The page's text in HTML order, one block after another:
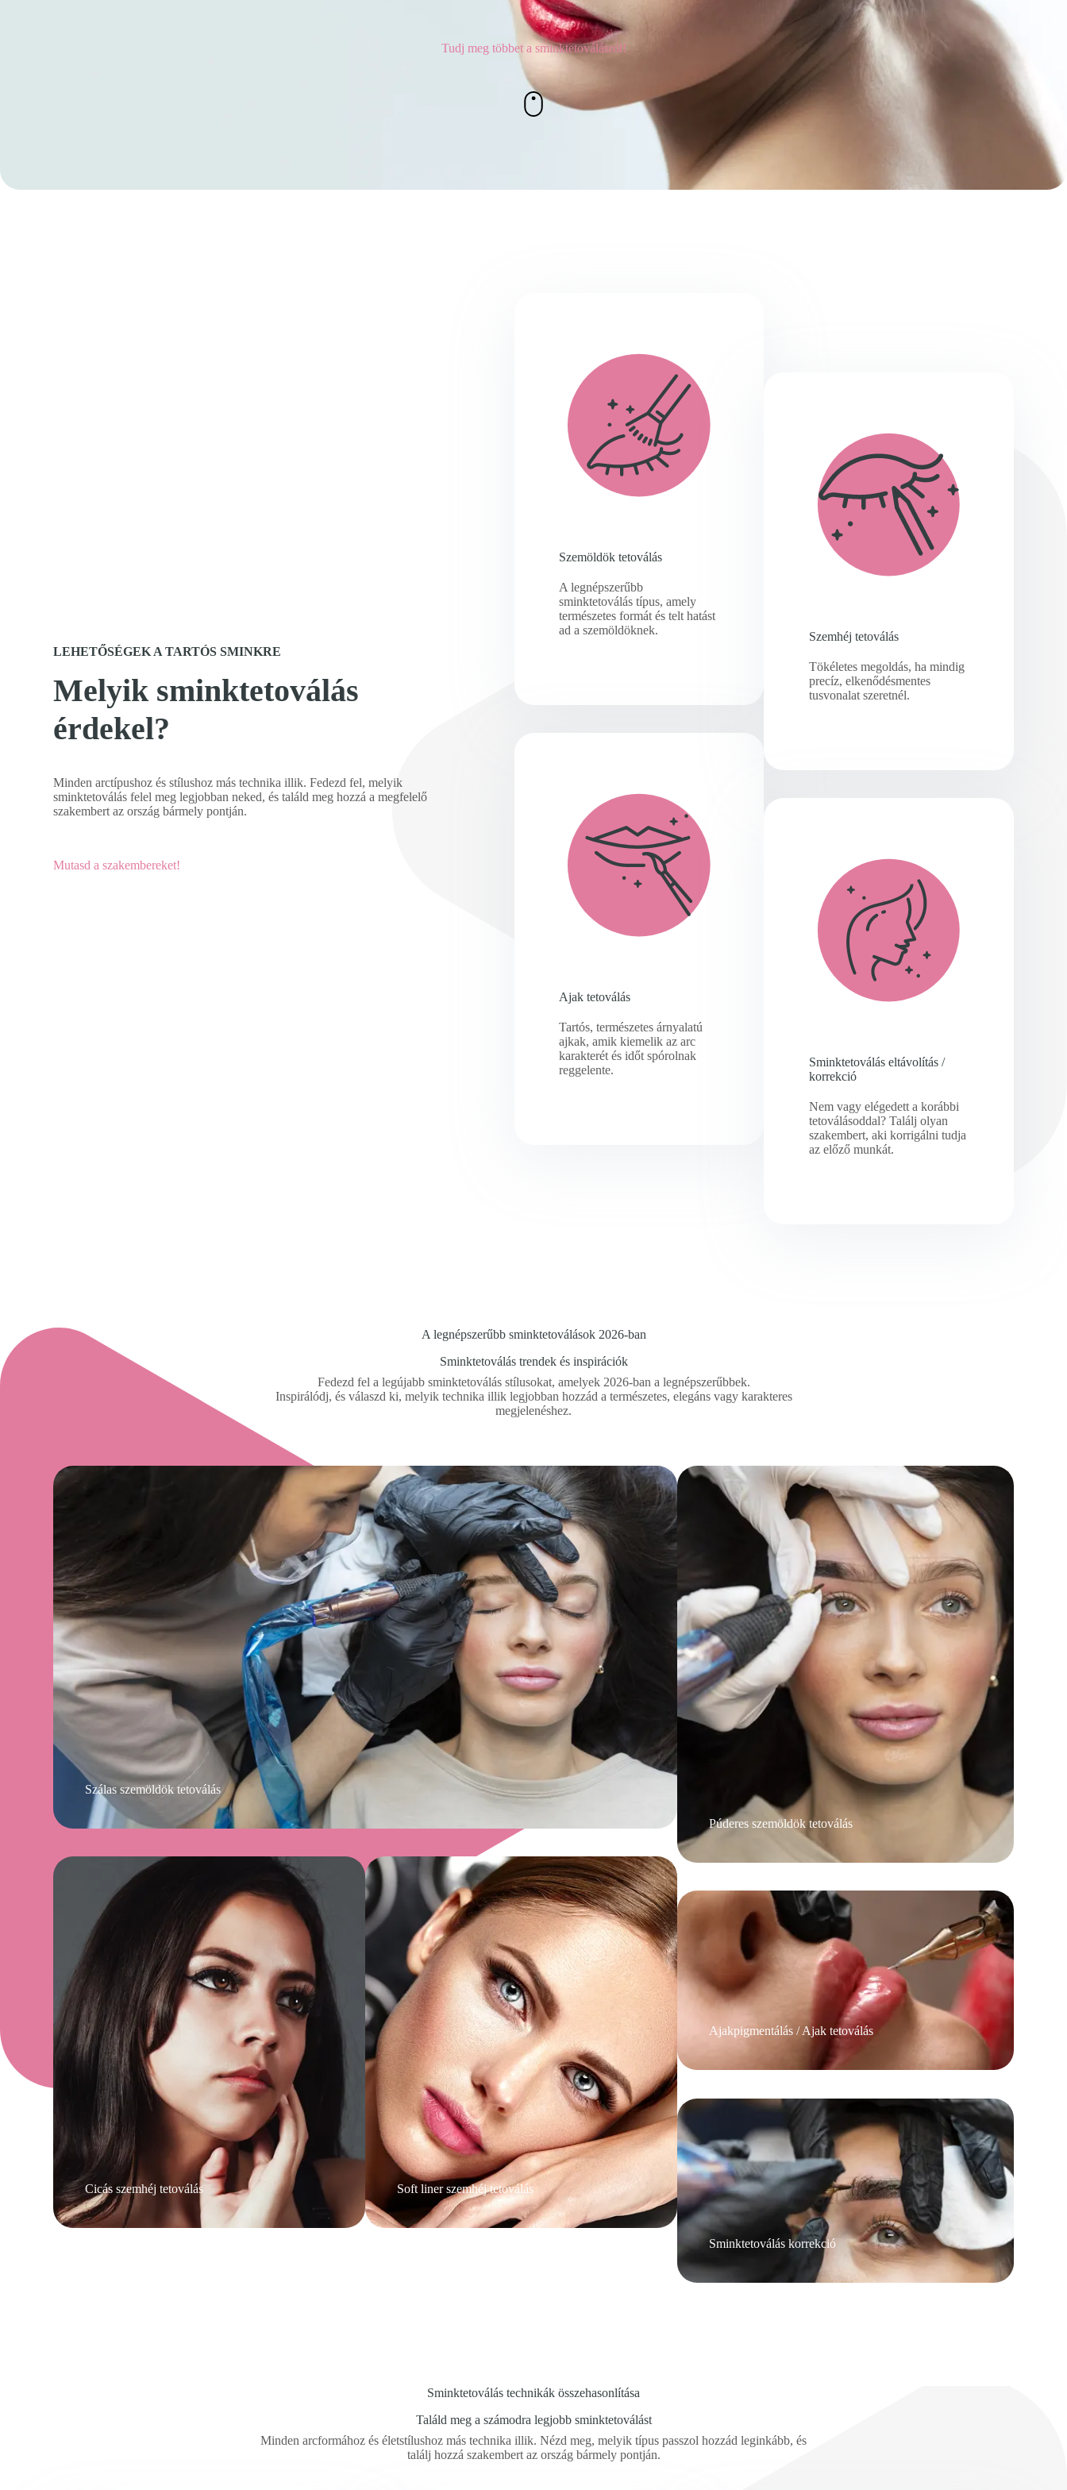
Tudj meg többet a sminktetoválásról!
LEHETŐSÉGEK A TARTÓS SMINKRE
Melyik sminktetoválás
érdekel?
Minden arctípushoz és stílushoz más technika illik. Fedezd fel, melyik
sminktetoválás felel meg legjobban neked, és találd meg hozzá a megfelelő
szakembert az ország bármely pontján.
Mutasd a szakembereket!
Szemöldök tetoválás
A legnépszerűbb
sminktetoválás típus, amely
természetes formát és telt hatást
ad a szemöldöknek.
Ajak tetoválás
Tartós, természetes árnyalatú
ajkak, amik kiemelik az arc
karakterét és időt spórolnak
reggelente.
Szemhéj tetoválás
Tökéletes megoldás, ha mindig
precíz, elkenődésmentes
tusvonalat szeretnél.
Sminktetoválás eltávolítás /
korrekció
Nem vagy elégedett a korábbi
tetoválásoddal? Találj olyan
szakembert, aki korrigálni tudja
az előző munkát.
A legnépszerűbb sminktetoválások 2026-ban
Sminktetoválás trendek és inspirációk
Fedezd fel a legújabb sminktetoválás stílusokat, amelyek 2026-ban a legnépszerűbbek.
Inspirálódj, és válaszd ki, melyik technika illik legjobban hozzád a természetes, elegáns vagy karakteres
megjelenéshez.
Szálas szemöldök tetoválás
Cicás szemhéj tetoválás Soft liner szemhéj tetoválás
Púderes szemöldök tetoválás
Ajakpigmentálás / Ajak tetoválás
Sminktetoválás korrekció
Sminktetoválás technikák összehasonlítása
Találd meg a számodra legjobb sminktetoválást
Minden arcformához és életstílushoz más technika illik. Nézd meg, melyik típus passzol hozzád leginkább, és
találj hozzá szakembert az ország bármely pontján.